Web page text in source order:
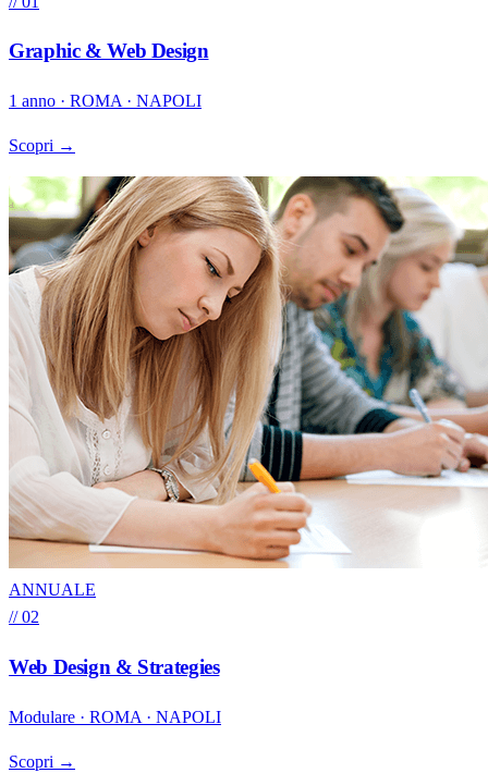
Graphic & Web Design
1 anno · ROMA · NAPOLI
Scopri →
ANNUALE
// 02
Web Design & Strategies
Modulare · ROMA · NAPOLI
Scopri →